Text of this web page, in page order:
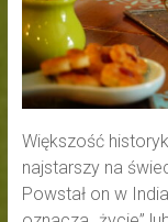
Większość
najstarszy na
Powstał on w